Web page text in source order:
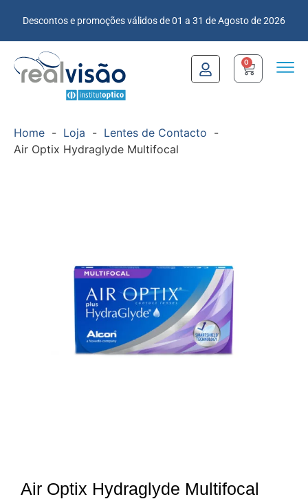
Descontos e promoções válidos de 01 a 31 de Agosto de 2026
0
Home - Loja - Lentes de Contacto -
Air Optix Hydraglyde Multifocal
Air Optix Hydraglyde Multifocal